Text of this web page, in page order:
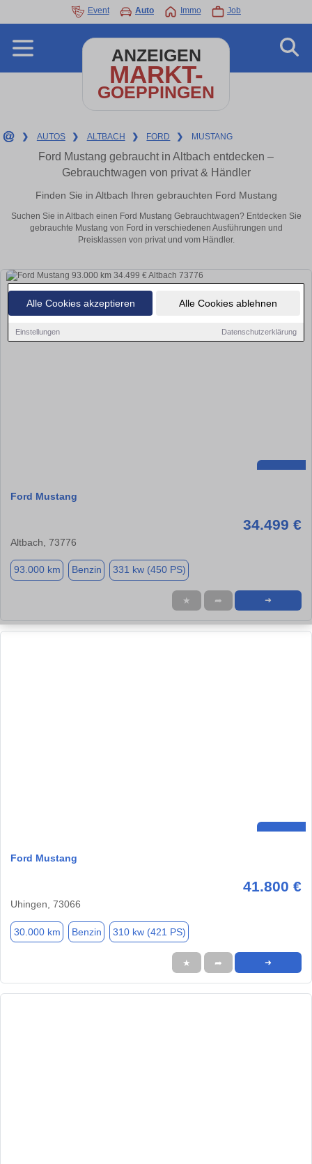
Alle Cookies akzeptieren Alle Cookies ablehnen
Einstellungen Datenschutzerklärung
Event Auto Immo Job
ANZEIGEN
MARKT-
GOEPPINGEN
❯ AUTOS ❯ ALTBACH ❯ FORD ❯ MUSTANG
Ford Mustang gebraucht in Altbach entdecken –
Gebrauchtwagen von privat & Händler
Finden Sie in Altbach Ihren gebrauchten Ford Mustang
Suchen Sie in Altbach einen Ford Mustang Gebrauchtwagen? Entdecken Sie
gebrauchte Mustang von Ford in verschiedenen Ausführungen und
Preisklassen von privat und vom Händler.
Ford Mustang
34.499 €
Altbach, 73776
93.000 km Benzin 331 kw (450 PS)
★ ➦ ➜
Ford Mustang
41.800 €
Uhingen, 73066
30.000 km Benzin 310 kw (421 PS)
★ ➦ ➜